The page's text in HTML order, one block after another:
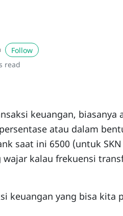
Follow
read
keuangan, biasanya
atau dalam
saat ini 6500 (untuk
wajar kalau frekuensi
keuangan yang bisa